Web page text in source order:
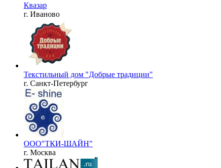
Квазар
г. Иваново
Текстильный дом "Добрые традиции"
г. Санкт-Петербург
ООО"ТКИ-ШАЙН"
г. Москва